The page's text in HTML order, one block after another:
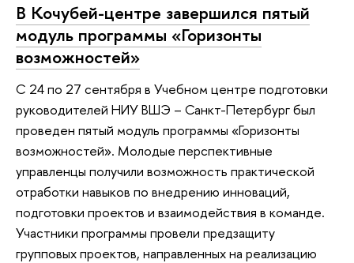
В Кочубей-центре завершился пятый
модуль программы «Горизонты
возможностей»
С 24 по 27 сентября в Учебном центре подготовки
руководителей НИУ ВШЭ – Санкт-Петербург был
проведен пятый модуль программы «Горизонты
возможностей». Молодые перспективные
управленцы получили возможность практической
отработки навыков по внедрению инноваций,
подготовки проектов и взаимодействия в команде.
Участники программы провели предзащиту
групповых проектов, направленных на реализацию